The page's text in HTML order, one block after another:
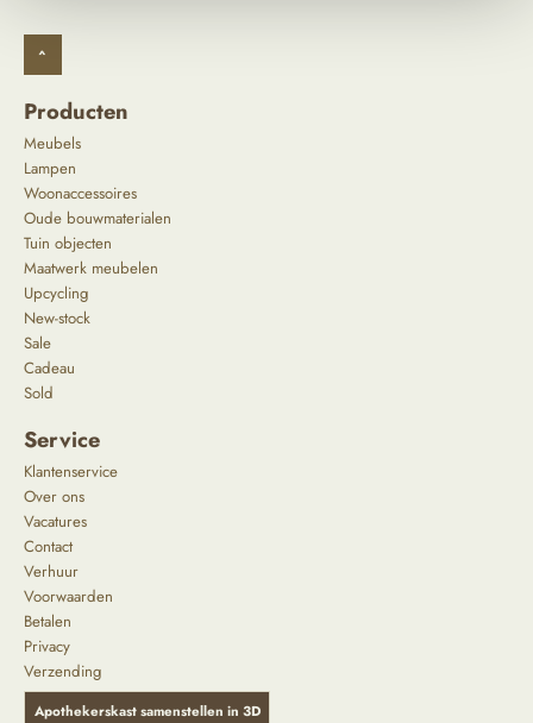
^
Producten
Meubels
Lampen
Woonaccessoires
Oude bouwmaterialen
Tuin objecten
Maatwerk meubelen
Upcycling
New-stock
Sale
Cadeau
Sold
Service
Klantenservice
Over ons
Vacatures
Contact
Verhuur
Voorwaarden
Betalen
Privacy
Verzending
Apothekerskast samenstellen in 3D